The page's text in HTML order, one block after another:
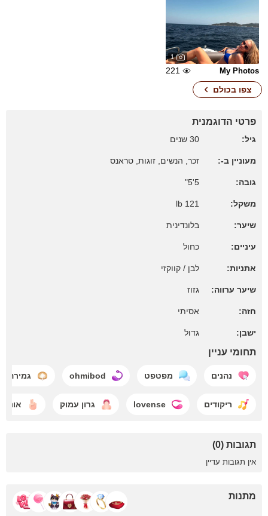
1
My Photos
221
צפו בכולם
פרטי הדוגמנית
גיל: 30 שנים
מעוניין ב-: זכר, הנשים, זוגות, טראנס
גובה: 5'5"
משקל: 121 lb
שיער: בלונדינית
עיניים: כחול
אתניות: לבן / קווקזי
שיער ערווה: גזוז
חזה: אסיתי
ישבן: גדול
תחומי עניין
נהנים מפטפט ohmibod גמירה
ריקודים lovense גרון עמוק
תגובות (0)
אין תגובות עדיין
מתנות